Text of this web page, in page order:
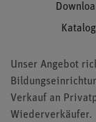
Unser Angebot
Verkauf an
Wiederverkäufer.